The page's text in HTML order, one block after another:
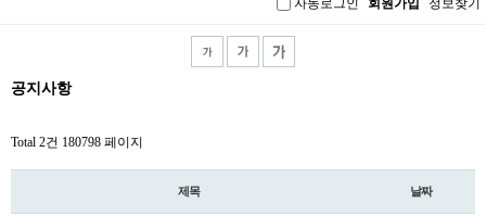
자동로그인 회원가입 정보찾기
공지사항
Total 2건 180798 페이지
제목 날짜